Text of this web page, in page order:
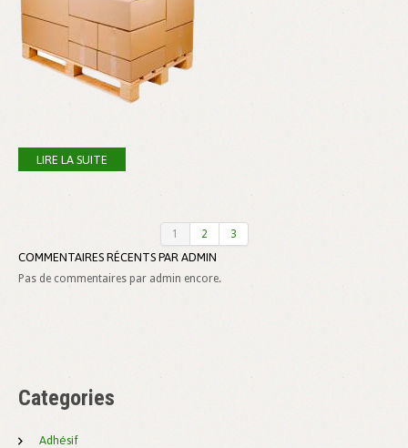
LIRE LA SUITE
1 2 3
COMMENTAIRES RÉCENTS PAR ADMIN
Pas de commentaires par admin encore.
Categories
Adhésif